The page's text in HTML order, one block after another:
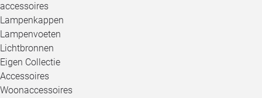
accessoires
Lampenkappen
Lampenvoeten
Lichtbronnen
Eigen Collectie
Accessoires
Woonaccessoires